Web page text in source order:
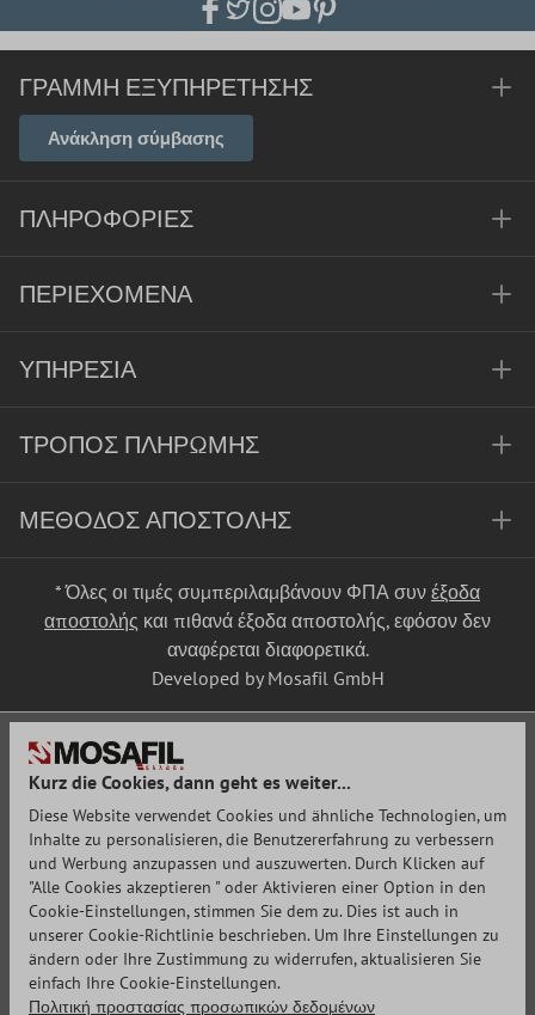
ΓΡΑΜΜΉ ΕΞΥΠΗΡΈΤΗΣΗΣ
Ανάκληση σύμβασης
ΠΛΗΡΟΦΟΡΊΕΣ
ΠΕΡΙΕΧΌΜΕΝΑ
ΥΠΗΡΕΣΊΑ
ΤΡΌΠΟΣ ΠΛΗΡΩΜΉΣ
ΜΈΘΟΔΟΣ ΑΠΟΣΤΟΛΉΣ
* Όλες οι τιμές συμπεριλαμβάνουν ΦΠΑ συν έξοδα
αποστολής και πιθανά έξοδα αποστολής, εφόσον δεν
αναφέρεται διαφορετικά.
Developed by Mosafil GmbH
Kurz die Cookies, dann geht es weiter...
Diese Website verwendet Cookies und ähnliche Technologien, um
Inhalte zu personalisieren, die Benutzererfahrung zu verbessern
und Werbung anzupassen und auszuwerten. Durch Klicken auf
"Alle Cookies akzeptieren " oder Aktivieren einer Option in den
Cookie-Einstellungen, stimmen Sie dem zu. Dies ist auch in
unserer Cookie-Richtlinie beschrieben. Um Ihre Einstellungen zu
ändern oder Ihre Zustimmung zu widerrufen, aktualisieren Sie
einfach Ihre Cookie-Einstellungen.
Πολιτική προστασίας προσωπικών δεδομένων